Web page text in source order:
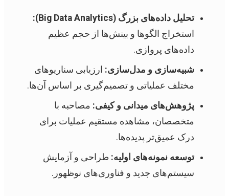
تحلیل داده‌های بزرگ (Big Data Analytics):
استخراج الگوها و بینش‌ها از حجم عظیم
داده‌های پروازی.
شبیه‌سازی و مدل‌سازی: ارزیابی سناریوهای
مختلف عملیاتی و تصمیم‌گیری بر اساس آن‌ها.
پژوهش‌های میدانی و کیفی: مصاحبه با
متخصصان، مشاهده مستقیم عملیات برای
درک عمیق‌تر پدیده‌ها.
توسعه نمونه‌های اولیه: طراحی و آزمایش
سیستم‌های جدید و فناوری‌های نوظهور.